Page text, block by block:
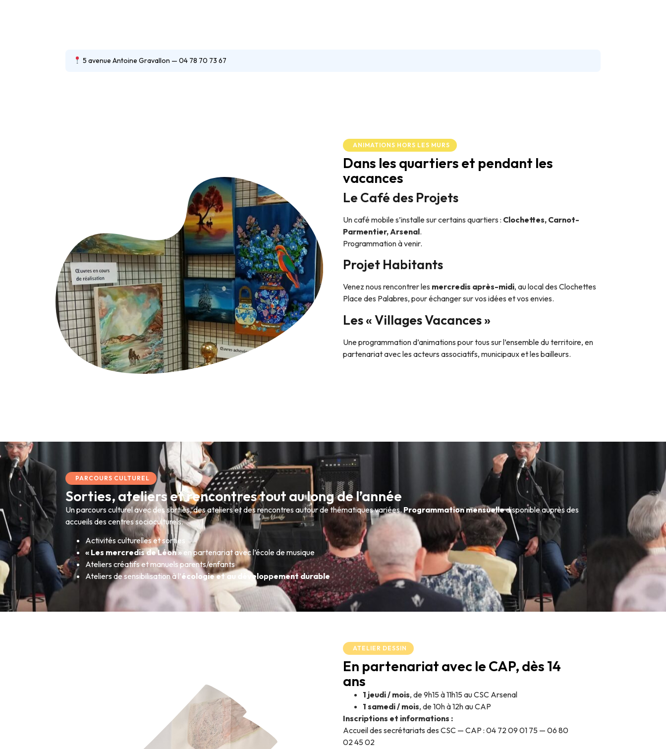
5 avenue Antoine Gravallon — 04 78 70 73 67
ANIMATIONS HORS LES MURS
Dans les quartiers et pendant les
vacances
Le Café des Projets
Un café mobile s’installe sur certains quartiers : Clochettes, Carnot-
Parmentier, Arsenal.
Programmation à venir.
Projet Habitants
Venez nous rencontrer les mercredis après-midi, au local des Clochettes
Place des Palabres, pour échanger sur vos idées et vos envies.
Les « Villages Vacances »
Une programmation d’animations pour tous sur l’ensemble du territoire, en
partenariat avec les acteurs associatifs, municipaux et les bailleurs.
PARCOURS CULTUREL
Sorties, ateliers et rencontres tout au long de l’année
Un parcours culturel avec des sorties, des ateliers et des rencontres autour de thématiques variées. Programmation mensuelledisponible auprès des
accueils des centres socioculturels.
Activités culturelles et sorties
« Les mercredis de Léon » en partenariat avec l’école de musique
Ateliers créatifs et manuels parents/enfants
Ateliers de sensibilisation à l’écologie et au développement durable
ATELIER DESSIN
En partenariat avec le CAP, dès 14
ans
1 jeudi / mois, de 9h15 à 11h15 au CSC Arsenal
1 samedi / mois, de 10h à 12h au CAP
Inscriptions et informations :
Accueil des secrétariats des CSC — CAP : 04 72 09 01 75 — 06 80
02 45 02